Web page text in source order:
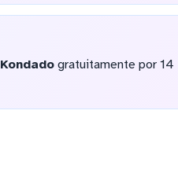
Kondadogratuitamente por 14